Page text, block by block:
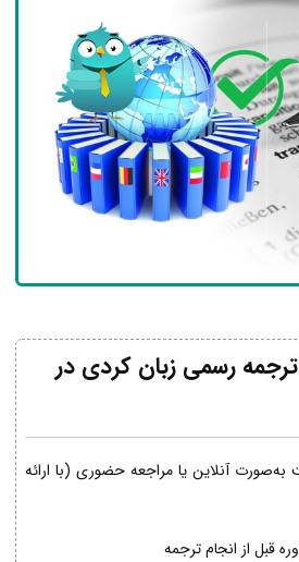
رسمی زبان کردی در
آنلاین یا مراجعه حضوری (با ارائه
قبل از انجام ترجمه